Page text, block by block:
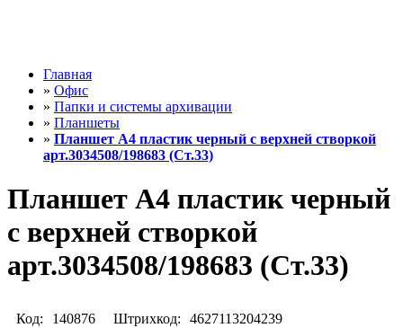
Главная
» Офис
» Папки и системы архивации
» Планшеты
» Планшет А4 пластик черный с верхней створкой
арт.3034508/198683 (Ст.33)
Планшет А4 пластик черный
с верхней створкой
арт.3034508/198683 (Ст.33)
Код: 140876 Штрихкод: 4627113204239